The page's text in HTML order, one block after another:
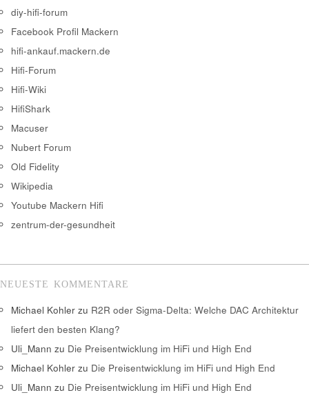
diy-hifi-forum
Facebook Profil Mackern
hifi-ankauf.mackern.de
Hifi-Forum
Hifi-Wiki
HifiShark
Macuser
Nubert Forum
Old Fidelity
Wikipedia
Youtube Mackern Hifi
zentrum-der-gesundheit
NEUESTE KOMMENTARE
Michael Kohler zu R2R oder Sigma-Delta: Welche DAC Architektur
liefert den besten Klang?
Uli_Mann zu Die Preisentwicklung im HiFi und High End
Michael Kohler zu Die Preisentwicklung im HiFi und High End
Uli_Mann zu Die Preisentwicklung im HiFi und High End